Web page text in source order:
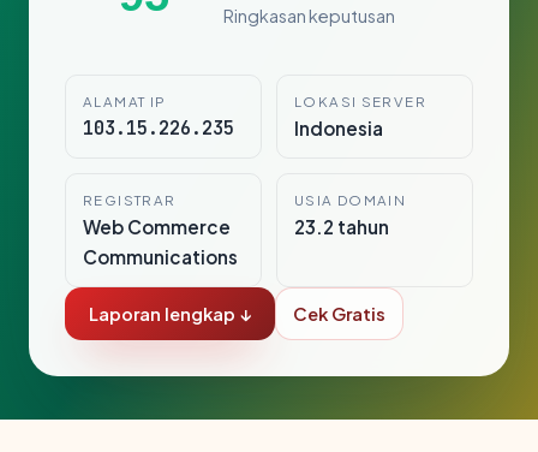
Ringkasan keputusan
ALAMAT IP
103.15.226.235
LOKASI SERVER
Indonesia
REGISTRAR
Web Commerce
Communications
USIA DOMAIN
23.2 tahun
Laporan lengkap ↓ Cek Gratis